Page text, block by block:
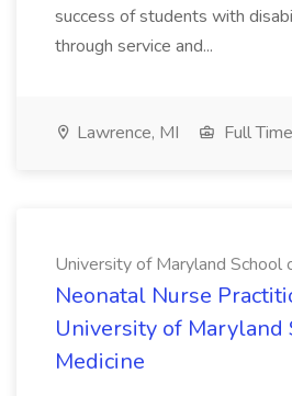
success of students with
through service and...
Lawrence, MI Full Time
University of Maryland School
Neonatal Nurse
University of Maryland
Medicine